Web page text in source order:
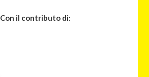
Con il contributo di: